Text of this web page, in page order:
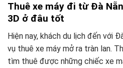
Thuê xe máy đi từ Đà
3D ở đâu tốt
Hiện nay, khách du lịch đến với
vụ thuê xe máy mở ra tràn lan.
tìm thuê được những chiếc xe